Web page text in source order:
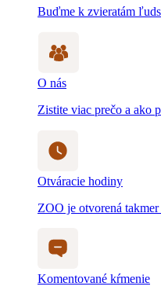
Buďme k zvieratám
O nás
Zistite viac prečo a ako
Otváracie hodiny
ZOO je otvorená takmer
Komentované kŕmenie